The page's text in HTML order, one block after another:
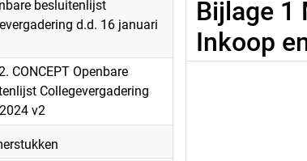
besluitenlijst
d.d. 16 januari
CONCEPT Openbare
Collegevergadering
v2
Bijlage 1
Inkoop